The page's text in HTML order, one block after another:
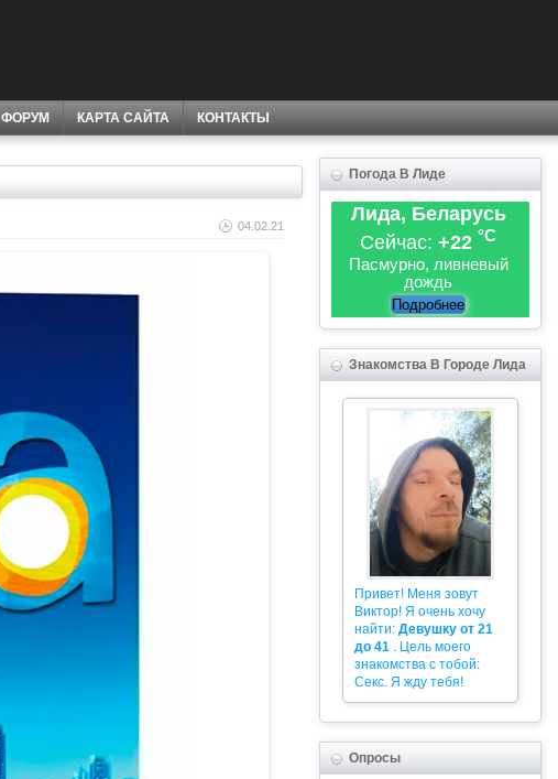
ФОРУМ КАРТА САЙТА КОНТАКТЫ
04.02.21
Погода В Лиде
Лида, Беларусь
Сейчас: +22 °C
Пасмурно, ливневый
дождь
Подробнее
Знакомства В Городе Лида
Привет! Меня зовут
Виктор! Я очень хочу
найти: Девушку от 21
до 41 . Цель моего
знакомства с тобой:
Секс. Я жду тебя!
Опросы